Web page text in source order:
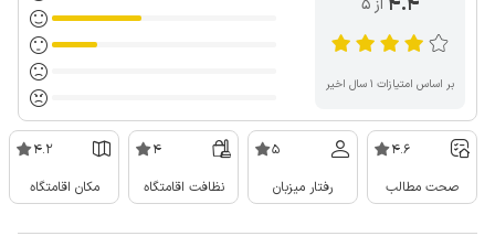
بر اساس امتیازات ۱ سال اخیر
4.6
صحت مطالب
5
رفتار میزبان
4
نظافت اقامتگاه
4.2
مکان اقامتگاه